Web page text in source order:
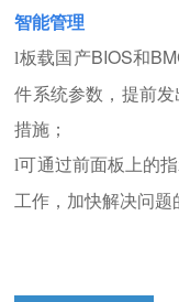
智能管理
l板载国产BIOS和
件系统参数，提前
措施；
l可通过前面板上的
工作，加快解决问题